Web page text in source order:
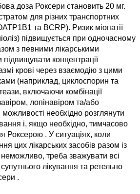
доза Роксери становить 20 мг.
для різних транспортних
та BCRP). Ризик міопатії
підвищується при одночасному
з певними лікарськими
концентрації
крові через взаємодію з цими
(наприклад, циклоспорин та
включаючи комбінації
лопінавіром та/або
необхідно розглянути
і, якщо необхідно, тимчасово
Роксерою . У ситуаціях, коли
цих лікарських засобів разом із
треба зважувати всі
лікування та ретельно
.